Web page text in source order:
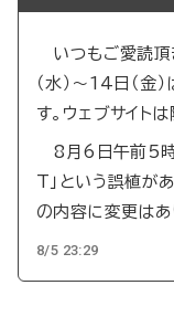
いつもご愛読頂
（水）～14日（金
す。ウェブサイト
8月6日午前5時
T」という誤植が
の内容に変更はあ
8/5 23:29